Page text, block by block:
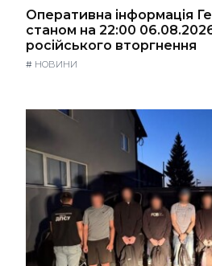
Оперативна інформація
станом на 22:00
російського вторгнення
# НОВИНИ